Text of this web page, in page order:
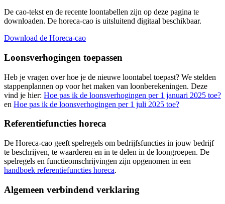
De cao-tekst en de recente loontabellen zijn op deze pagina te
downloaden. De horeca-cao is uitsluitend digitaal beschikbaar.
Download de Horeca-cao
Loonsverhogingen toepassen
Heb je vragen over hoe je de nieuwe loontabel toepast? We stelden
stappenplannen op voor het maken van loonberekeningen. Deze
vind je hier: Hoe pas ik de loonsverhogingen per 1 januari 2025 toe?
en Hoe pas ik de loonsverhogingen per 1 juli 2025 toe?
Referentiefuncties horeca
De Horeca-cao geeft spelregels om bedrijfsfuncties in jouw bedrijf
te beschrijven, te waarderen en in te delen in de loongroepen. De
spelregels en functieomschrijvingen zijn opgenomen in een
handboek referentiefuncties horeca.
Algemeen verbindend verklaring